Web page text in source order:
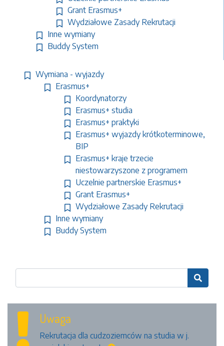
Grant Erasmus+
Wydziałowe Zasady Rekrutacji
Inne wymiany
Buddy System
Wymiana - wyjazdy
Erasmus+
Koordynatorzy
Erasmus+ studia
Erasmus+ praktyki
Erasmus+ wyjazdy krótkoterminowe,
BIP
Erasmus+ kraje trzecie
niestowarzyszone z programem
Uczelnie partnerskie Erasmus+
Grant Erasmus+
Wydziałowe Zasady Rekrutacji
Inne wymiany
Buddy System

Uwaga
Rekrutacja dla cudzoziemców na studia w j.